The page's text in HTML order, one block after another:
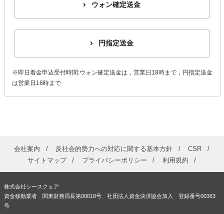
ウォン確定送金
円指定送金
※即日着金申込受付時間:ウォン確定送金は，営業日18時まで，円指定送金
は営業日16時まで
会社案内 反社会的勢力への対応に関する基本方針
CSR
サイトマップ
プライバシーポリシー 利用規約
株式会社シースクェア
資金移動業者 関東財務局長第00018号 社団法人資金決済協会加入 登録番号00363
号